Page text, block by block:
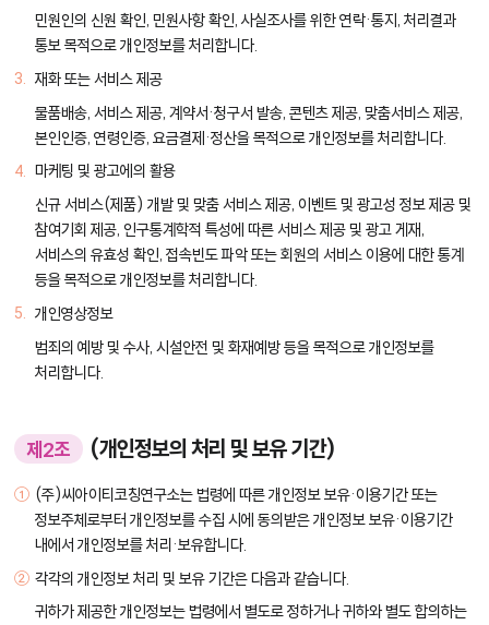
민원인의 신원 확인, 민원사항 확인, 사실조사를 위한 연락·통지, 처리결과
통보 목적으로 개인정보를 처리합니다.
재화 또는 서비스 제공
물품배송, 서비스 제공, 계약서·청구서 발송, 콘텐츠 제공, 맞춤서비스 제공,
본인인증, 연령인증, 요금결제·정산을 목적으로 개인정보를 처리합니다.
마케팅 및 광고에의 활용
신규 서비스(제품) 개발 및 맞춤 서비스 제공, 이벤트 및 광고성 정보 제공 및
참여기회 제공, 인구통계학적 특성에 따른 서비스 제공 및 광고 게재,
서비스의 유효성 확인, 접속빈도 파악 또는 회원의 서비스 이용에 대한 통계
등을 목적으로 개인정보를 처리합니다.
개인영상정보
범죄의 예방 및 수사, 시설안전 및 화재예방 등을 목적으로 개인정보를
처리합니다.
제2조 (개인정보의 처리 및 보유 기간)
(주)씨아이티코칭연구소는 법령에 따른 개인정보 보유·이용기간 또는
정보주체로부터 개인정보를 수집 시에 동의받은 개인정보 보유·이용기간
내에서 개인정보를 처리·보유합니다.
각각의 개인정보 처리 및 보유 기간은 다음과 같습니다.
귀하가 제공한 개인정보는 법령에서 별도로 정하거나 귀하와 별도 합의하는